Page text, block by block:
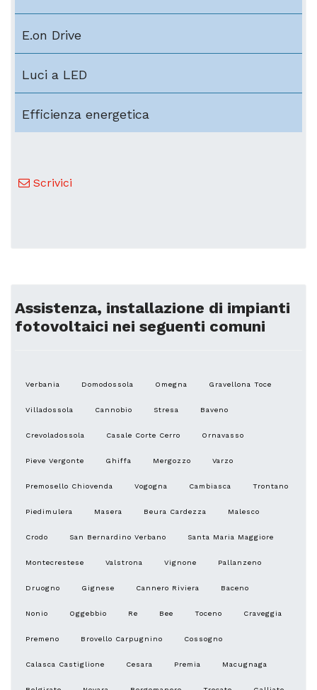
E.on Drive
Luci a LED
Efficienza energetica
Scrivici
Assistenza, installazione di impianti
fotovoltaici nei seguenti comuni
Verbania Domodossola Omegna Gravellona Toce
Villadossola Cannobio Stresa Baveno
Crevoladossola Casale Corte Cerro Ornavasso
Pieve Vergonte Ghiffa Mergozzo Varzo
Premosello Chiovenda Vogogna Cambiasca Trontano
Piedimulera Masera Beura Cardezza Malesco
Crodo San Bernardino Verbano Santa Maria Maggiore
Montecrestese Valstrona Vignone Pallanzeno
Druogno Gignese Cannero Riviera Baceno
Nonio Oggebbio Re Bee Toceno Craveggia
Premeno Brovello Carpugnino Cossogno
Calasca Castiglione Cesara Premia Macugnaga